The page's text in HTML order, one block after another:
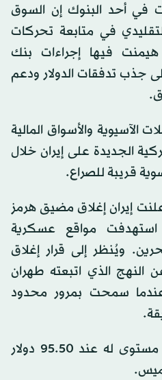
في أحد البنوك إن السوق
في متابعة تحركات
هيمنت فيها إجراءات بنك
جذب تدفقات الدولار ودعم
والأسواق المالية
الجديدة على إيران خلال
قريبة للصراع.
إيران إغلاق مضيق هرمز
مواقع عسكرية
ويُنظر إلى قرار إغلاق
الذي اتبعته طهران
عندما سمحت بمرور محدود
وقفز خام برنت إلى أعلى مستوى له عند 95.50 دولار